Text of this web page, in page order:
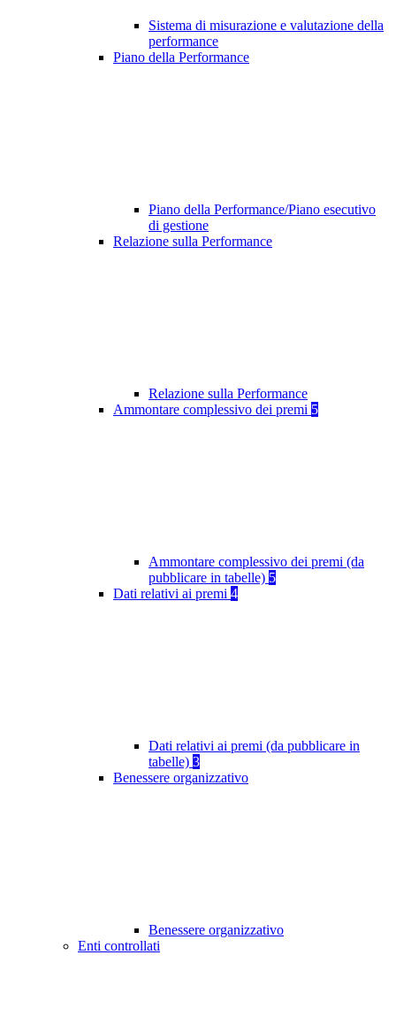
Sistema di misurazione e valutazione della
performance
Piano della Performance
Piano della Performance/Piano esecutivo
di gestione
Relazione sulla Performance
Relazione sulla Performance
Ammontare complessivo dei premi 5
Ammontare complessivo dei premi (da
pubblicare in tabelle) 5
Dati relativi ai premi 4
Dati relativi ai premi (da pubblicare in
tabelle) 3
Benessere organizzativo
Benessere organizzativo
Enti controllati